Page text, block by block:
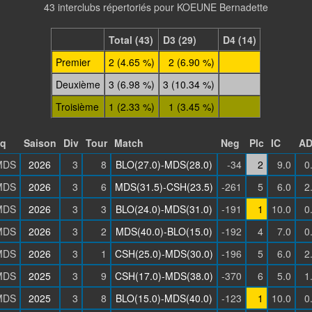
43 interclubs répertoriés pour KOEUNE Bernadette
Total (43) D3 (29)
D4 (14)
Premier
2 (4.65 %)
2 (6.90 %)
Deuxième 3 (6.98 %)
3 (10.34 %)
Troisième
1 (2.33 %) 1 (3.45 %)
Saison Div Tour Match Neg Plc IC
2026 3 8 BLO(27.0)-MDS(28.0) -34 2 9.0
2026 3 6 MDS(31.5)-CSH(23.5) -261 5 6.0
2026 3 3 BLO(24.0)-MDS(31.0) -191 1 10.0
2026 3 2 MDS(40.0)-BLO(15.0) -192 4 7.0
2026 3 1 CSH(25.0)-MDS(30.0) -196 5 6.0
2025 3 9 CSH(17.0)-MDS(38.0) -370 6 5.0
2025 3 8 BLO(15.0)-MDS(40.0) -123 1 10.0